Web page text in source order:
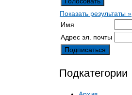
Показать результаты »
Имя
Адрес эл. почты
Подкатегории